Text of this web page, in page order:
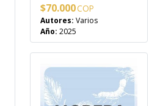
$70.000
Autores: Varios
Año: 2025